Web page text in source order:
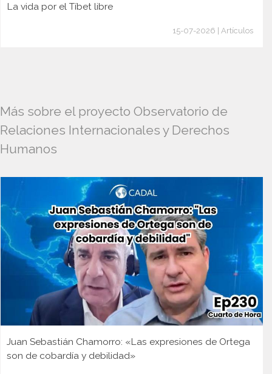
La vida por el Tíbet libre
15-07-2026 | Artículos
Más sobre el proyecto Observatorio de
Relaciones Internacionales y Derechos
Humanos
Juan Sebastián Chamorro: «Las expresiones de Ortega
son de cobardía y debilidad»